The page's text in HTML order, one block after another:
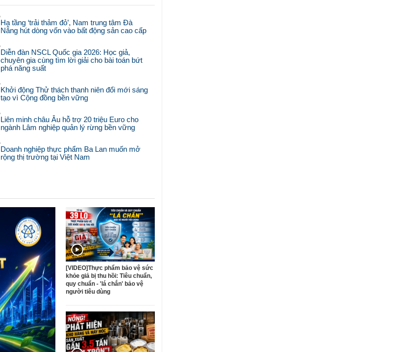
Hạ tầng ‘trải thảm đỏ’, Nam trung tâm Đà
Nẵng hút dòng vốn vào bất động sản cao cấp
Diễn đàn NSCL Quốc gia 2026: Học giả,
chuyên gia cùng tìm lời giải cho bài toán bứt
phá năng suất
Khởi động Thử thách thanh niên đổi mới sáng
tạo vì Cộng đồng bền vững
Liên minh châu Âu hỗ trợ 20 triệu Euro cho
ngành Lâm nghiệp quản lý rừng bền vững
Doanh nghiệp thực phẩm Ba Lan muốn mở
rộng thị trường tại Việt Nam
[VIDEO]Thực phẩm bảo vệ sức
khỏe giả bị thu hồi: Tiêu chuẩn,
quy chuẩn - 'lá chắn' bảo vệ
người tiêu dùng